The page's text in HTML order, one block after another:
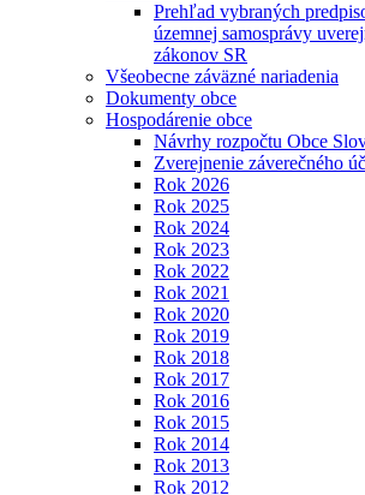
Prehľad vybraných
územnej samosprávy
zákonov SR
Všeobecne záväzné nariadenia
Dokumenty obce
Hospodárenie obce
Návrhy rozpočtu Obce
Zverejnenie záverečného
Rok 2026
Rok 2025
Rok 2024
Rok 2023
Rok 2022
Rok 2021
Rok 2020
Rok 2019
Rok 2018
Rok 2017
Rok 2016
Rok 2015
Rok 2014
Rok 2013
Rok 2012